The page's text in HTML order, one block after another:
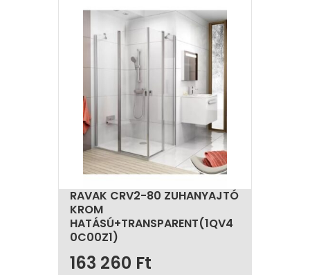
RAVAK CRV2-80 ZUHANYAJTÓ
KROM
HATÁSÚ+TRANSPARENT(1QV4
0C00Z1)
163 260 Ft